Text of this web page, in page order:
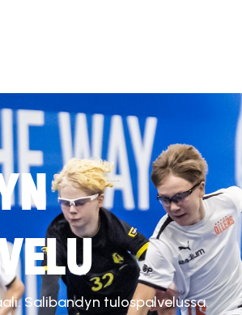
Salibandyn tulospalvelussa.